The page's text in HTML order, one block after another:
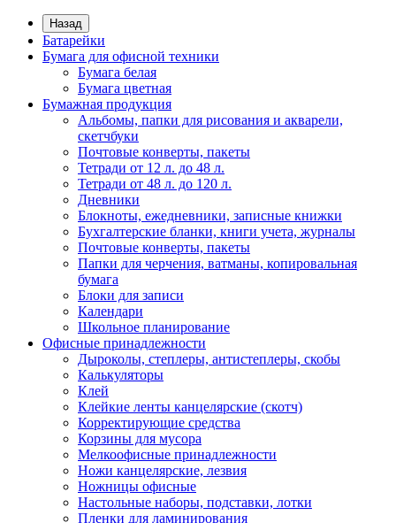
Назад
Батарейки
Бумага для офисной техники
Бумага белая
Бумага цветная
Бумажная продукция
Альбомы, папки для рисования и акварели,
скетчбуки
Почтовые конверты, пакеты
Тетради от 12 л. до 48 л.
Тетради от 48 л. до 120 л.
Дневники
Блокноты, ежедневники, записные книжки
Бухгалтерские бланки, книги учета, журналы
Почтовые конверты, пакеты
Папки для черчения, ватманы, копировальная
бумага
Блоки для записи
Календари
Школьное планирование
Офисные принадлежности
Дыроколы, степлеры, антистеплеры, скобы
Калькуляторы
Клей
Клейкие ленты канцелярские (скотч)
Корректирующие средства
Корзины для мусора
Мелкоофисные принадлежности
Ножи канцелярские, лезвия
Ножницы офисные
Настольные наборы, подставки, лотки
Пленки для ламинирования